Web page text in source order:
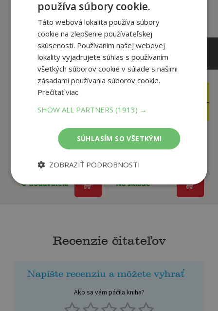
4,66€
Meditations
U dodávateľa
Bad English
Na sklade
Recenzie čitateľov
Napíšte recenziu a môžete vyhrať
Ako sa vám páčila kniha?
používa súbory cookie.
Táto webová lokalita používa súbory
cookie na zlepšenie používateľskej
skúsenosti. Používaním našej webovej
lokality vyjadrujete súhlas s používaním
všetkých súborov cookie v súlade s našimi
zásadami používania súborov cookie.
Prečítať viac
SHOW ALL PARTNERS(1913) →
SÚHLASÍM SO VŠETKÝMI
ZOBRAZIŤ PODROBNOSTI